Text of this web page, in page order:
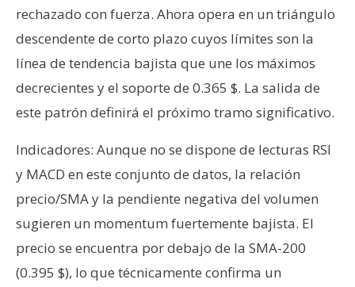
rechazado con fuerza. Ahora opera en un triángulo
descendente de corto plazo cuyos límites son la
línea de tendencia bajista que une los máximos
decrecientes y el soporte de 0.365 $. La salida de
este patrón definirá el próximo tramo significativo.
Indicadores: Aunque no se dispone de lecturas RSI
y MACD en este conjunto de datos, la relación
precio/SMA y la pendiente negativa del volumen
sugieren un momentum fuertemente bajista. El
precio se encuentra por debajo de la SMA-200
(0.395 $), lo que técnicamente confirma un